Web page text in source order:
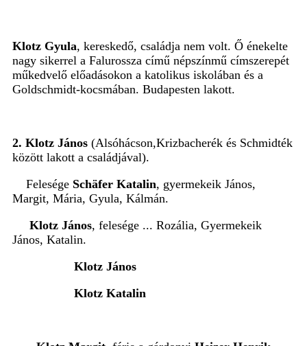
Klotz Gyula, kereskedő, családja nem volt. Ő énekelte
nagy sikerrel a Falurossza című népszínmű címszerepét
műkedvelő előadásokon a katolikus iskolában és a
Goldschmidt-kocsmában. Budapesten lakott.
2. Klotz János (Alsóhácson,Krizbacherék és Schmidték
között lakott a családjával).
Felesége Schäfer Katalin, gyermekeik János,
Margit, Mária, Gyula, Kálmán.
Klotz János, felesége ... Rozália, Gyermekeik
János, Katalin.
Klotz János
Klotz Katalin